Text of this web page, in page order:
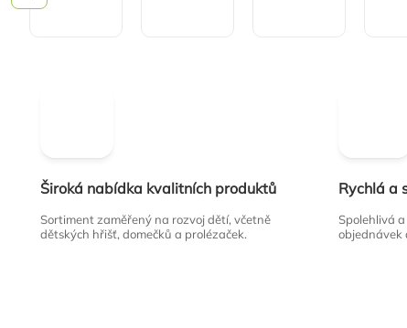
Široká nabídka kvalitních produktů
Sortiment zaměřený na rozvoj dětí, včetně
dětských hřišť, domečků a prolézaček.
Rychlá a
Spolehlivá
objednávek